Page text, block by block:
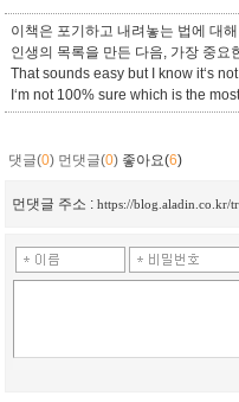
이책은 포기하고 내려놓는 법에 대
인생의 목록을 만든 다음, 가장 중
That sounds easy but I know it‘s
I‘m not 100% sure which is the
댓글(0) 먼댓글(0) 좋아요(6)
먼댓글 주소 : https://blog.aladin.co.kr/